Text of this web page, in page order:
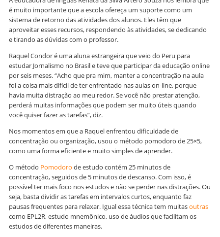
é muito importante que a escola ofereça um suporte como um
sistema de retorno das atividades dos alunos. Eles têm que
aproveitar esses recursos, respondendo às atividades, se dedicando
e tirando as dúvidas com o professor.
Raquel Condor é uma aluna estrangeira que veio do Peru para
estudar Jornalismo no Brasil e teve que participar da educação online
por seis meses. “Acho que pra mim, manter a concentração na aula
foi a coisa mais difícil de ter enfrentado nas aulas on-line, porque
havia muita distração ao meu redor. Se você não prestar atenção,
perderá muitas informações que podem ser muito úteis quando
você quiser fazer as tarefas”, diz.
Nos momentos em que a Raquel enfrentou dificuldade de
concentração ou organização, usou o método pomodoro de 25×5,
como uma forma eficiente e muito simples de aprender.
O método Pomodoro de estudo contém 25 minutos de
concentração, seguidos de 5 minutos de descanso. Com isso, é
possível ter mais foco nos estudos e não se perder nas distrações. Ou
seja, basta dividir as tarefas em intervalos curtos, enquanto faz
pausas frequentes para relaxar. Igual essa técnica tem muitasoutras
como EPL2R, estudo mnemônico, uso de áudios que facilitam os
estudos de diferentes maneiras.